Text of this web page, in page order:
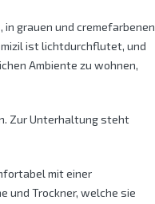
grauen und cremefarbenen
ist lichtdurchflutet, und
Ambiente zu wohnen,
Zur Unterhaltung steht
mit einer
und Trockner, welche sie